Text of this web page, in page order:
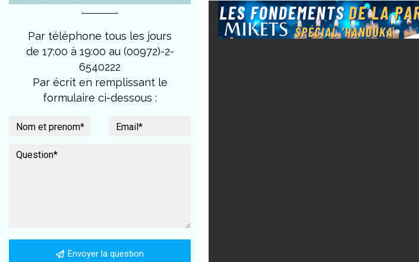
Par téléphone tous les jours
de 17:00 à 19:00 au (00972)-2-
6540222
Par écrit en remplissant le
formulaire ci-dessous :
Envoyer la question